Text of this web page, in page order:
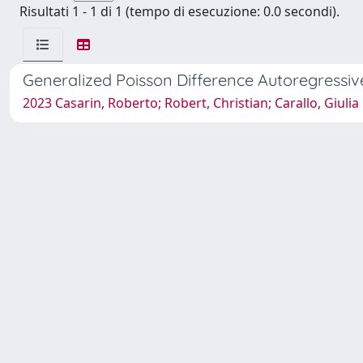
Risultati 1 - 1 di 1 (tempo di esecuzione: 0.0 secondi).
Generalized Poisson Difference
2023 Casarin, Roberto; Robert, Christian; Carallo, Giulia